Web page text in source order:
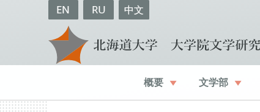
EN RU 中文
概要 文学部